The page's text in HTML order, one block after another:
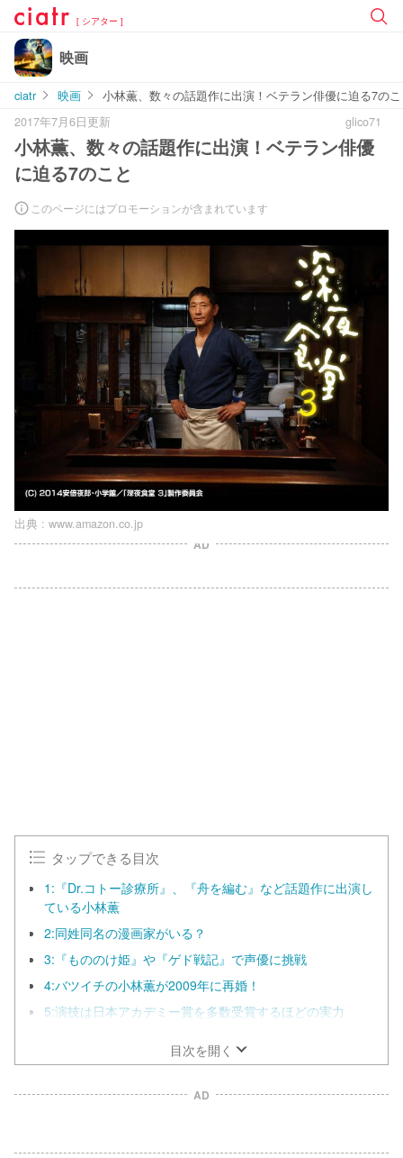
[ シアター ]
映画
ciatr 映画
小林薫、数々の話題作に出演！ベテラン俳優に迫る7の
2017年7月6日更新
glico71
小林薫、数々の話題作に出演！ベテラン俳優
に迫る7のこと
このページにはプロモーションが含まれています
出典 : www.amazon.co.jp
AD
タップできる目次
1:『Dr.コトー診療所』、『舟を編む』など話題作に出演し
ている小林薫
2:同姓同名の漫画家がいる？
3:『もののけ姫』や『ゲド戦記』で声優に挑戦
4:バツイチの小林薫が2009年に再婚！
5:演技は日本アカデミー賞を多数受賞するほどの実力
目次を開く
AD